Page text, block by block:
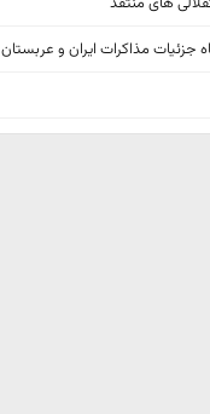
جزئیات مذاکرات ایران و عربستان